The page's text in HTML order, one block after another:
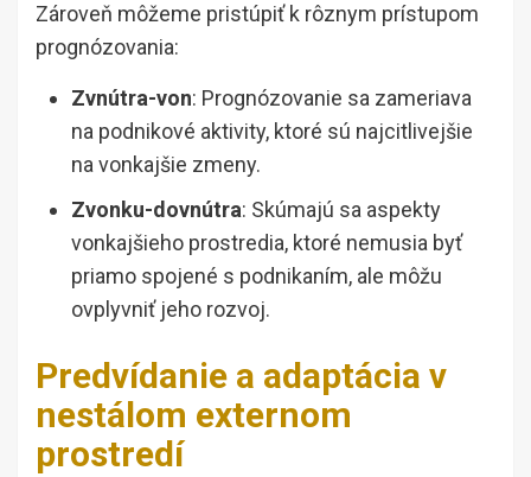
Zároveň môžeme pristúpiť k rôznym prístupom
prognózovania:
Zvnútra-von: Prognózovanie sa zameriava
na podnikové aktivity, ktoré sú najcitlivejšie
na vonkajšie zmeny.
Zvonku-dovnútra: Skúmajú sa aspekty
vonkajšieho prostredia, ktoré nemusia byť
priamo spojené s podnikaním, ale môžu
ovplyvniť jeho rozvoj.
Predvídanie a adaptácia v
nestálom externom
prostredí